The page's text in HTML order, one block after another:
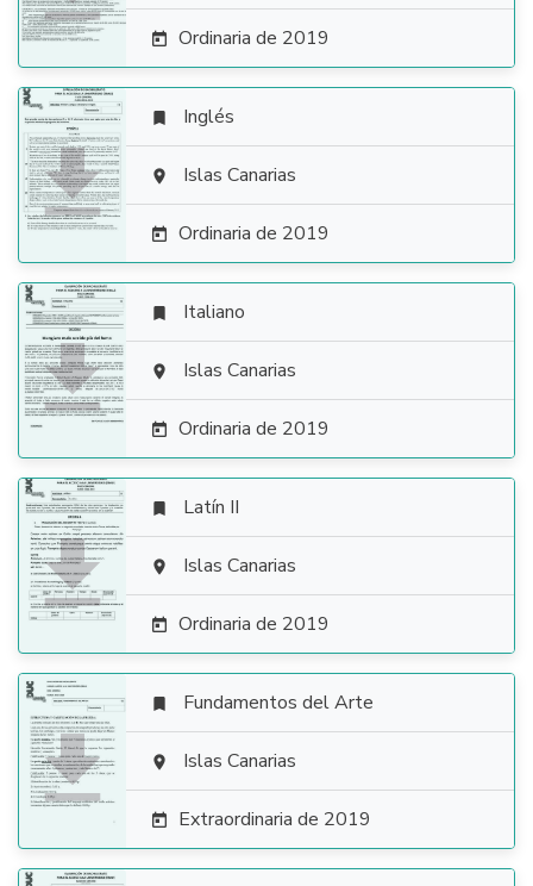
 Ordinaria de 2019

 Inglés
 Islas Canarias
 Ordinaria de 2019

 Italiano
 Islas Canarias
 Ordinaria de 2019

 Latín II
 Islas Canarias
 Ordinaria de 2019

 Fundamentos del Arte
 Islas Canarias
 Extraordinaria de 2019